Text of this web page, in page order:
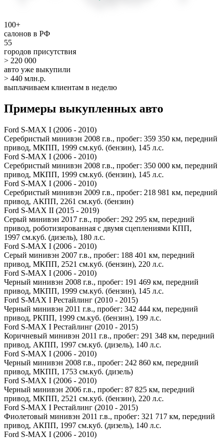
100+
салонов в РФ
55
городов присутствия
> 220 000
авто уже выкупили
> 440 млн.р.
выплачиваем клиентам в неделю
Примеры выкупленных авто
Ford S-MAX I (2006 - 2010)
Серебристый минивэн 2008 г.в., пробег: 359 350 км, передний
привод, МКПП, 1999 см.куб. (бензин), 145 л.с.
Ford S-MAX I (2006 - 2010)
Серебристый минивэн 2008 г.в., пробег: 350 000 км, передний
привод, МКПП, 1999 см.куб. (бензин), 145 л.с.
Ford S-MAX I (2006 - 2010)
Серебристый минивэн 2009 г.в., пробег: 218 981 км, передний
привод, АКПП, 2261 см.куб. (бензин)
Ford S-MAX II (2015 - 2019)
Серый минивэн 2017 г.в., пробег: 292 295 км, передний
привод, роботизированная с двумя сцеплениями КПП,
1997 см.куб. (дизель), 180 л.с.
Ford S-MAX I (2006 - 2010)
Серый минивэн 2007 г.в., пробег: 188 401 км, передний
привод, МКПП, 2521 см.куб. (бензин), 220 л.с.
Ford S-MAX I (2006 - 2010)
Черный минивэн 2008 г.в., пробег: 191 469 км, передний
привод, МКПП, 1999 см.куб. (бензин), 145 л.с.
Ford S-MAX I Рестайлинг (2010 - 2015)
Черный минивэн 2011 г.в., пробег: 342 444 км, передний
привод, РКПП, 1999 см.куб. (бензин), 199 л.с.
Ford S-MAX I Рестайлинг (2010 - 2015)
Коричневый минивэн 2011 г.в., пробег: 291 348 км, передний
привод, АКПП, 1997 см.куб. (дизель), 140 л.с.
Ford S-MAX I (2006 - 2010)
Черный минивэн 2008 г.в., пробег: 242 860 км, передний
привод, МКПП, 1753 см.куб. (дизель)
Ford S-MAX I (2006 - 2010)
Черный минивэн 2006 г.в., пробег: 87 825 км, передний
привод, МКПП, 2521 см.куб. (бензин), 220 л.с.
Ford S-MAX I Рестайлинг (2010 - 2015)
Фиолетовый минивэн 2011 г.в., пробег: 321 717 км, передний
привод, АКПП, 1997 см.куб. (дизель), 140 л.с.
Ford S-MAX I (2006 - 2010)